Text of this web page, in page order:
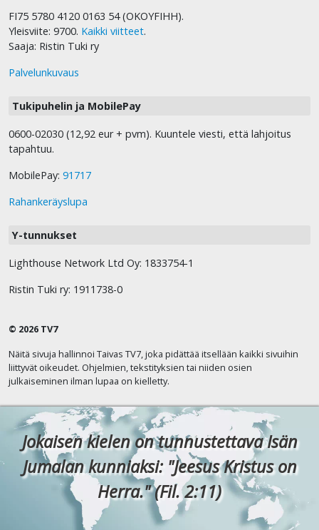
FI75 5780 4120 0163 54 (OKOYFIHH).
Yleisviite: 9700. Kaikki viitteet.
Saaja: Ristin Tuki ry
Palvelunkuvaus
Tukipuhelin ja MobilePay
0600-02030 (12,92 eur + pvm). Kuuntele viesti, että lahjoitus
tapahtuu.
MobilePay: 91717
Rahankeräyslupa
Y-tunnukset
Lighthouse Network Ltd Oy: 1833754-1
Ristin Tuki ry: 1911738-0
© 2026 TV7
Näitä sivuja hallinnoi Taivas TV7, joka pidättää itsellään kaikki sivuihin
liittyvät oikeudet. Ohjelmien, tekstityksien tai niiden osien
julkaiseminen ilman lupaa on kielletty.
Jokaisen kielen on tunnustettava Isän
Jumalan kunniaksi: "Jeesus Kristus on
Herra." (Fil. 2:11)